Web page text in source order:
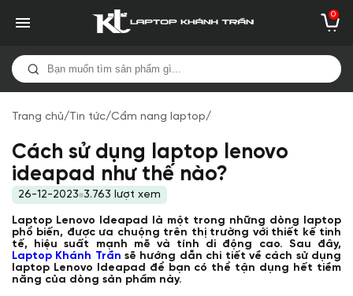
0
Trang chủ/Tin tức/Cẩm nang laptop/
Cách sử dụng laptop lenovo
ideapad như thế nào?
26-12-2023 3.763 lượt xem
Laptop Lenovo Ideapad là một trong những dòng laptop
phổ biến, được ưa chuộng trên thị trường với thiết kế tinh
tế, hiệu suất mạnh mẽ và tính di động cao. Sau đây,
Laptop Khánh Trần sẽ hướng dẫn chi tiết về cách sử dụng
laptop Lenovo Ideapad để bạn có thể tận dụng hết tiềm
năng của dòng sản phẩm này.